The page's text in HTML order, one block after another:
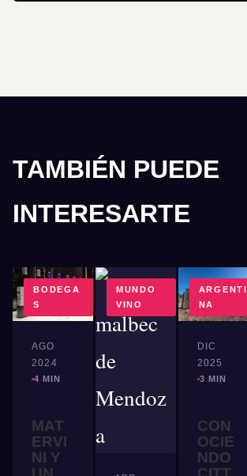
TAMBIÉN PUEDE
INTERESARTE
BODEGA
S
AGO
2024
4 MIN
MAT
ERVI
NI Y
MUNDO
VINO
ARGENTI
NA
DIC
2025
3 MIN
CON
OCIE
NDO